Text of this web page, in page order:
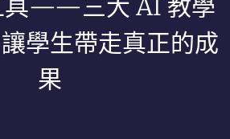
具——三大 AI 教學
學生帶走真正的成
果